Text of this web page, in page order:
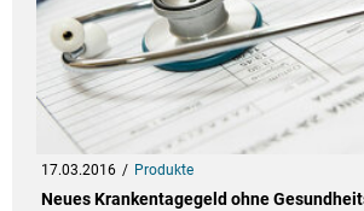
17.03.2016 Produkte
Neues Krankentagegeld ohne